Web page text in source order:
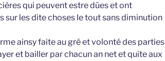
qui peuvent estre dües et ont
sur les dite choses le tout sans diminution
ainsy faite au gré et volonté des parties
et bailler par chacun an net et quite aux